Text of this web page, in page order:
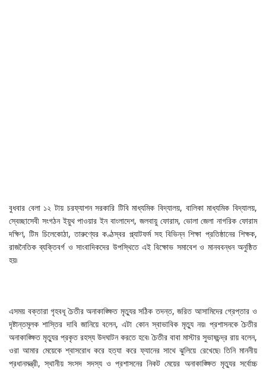
বুধবার বেলা ১২ টায় চরফ্যাশন সরকারি টিবি মাধ্যমিক বিদ্যালয়, বালিকা মাধ্যমিক বিদ্যালয়,
স্বেচ্ছাসেবী সংগঠন ইয়ুথ পাওয়ার ইন বাংলাদেশ, জলবায়ু ফোরাম, ভোলা জেলা নাগরিক ফোরাম
দক্ষিণ, টিম চিলেকোঠা, তারুণ্যের কণ্ঠস্বর প্ল্যাটফর্ম সহ বিভিন্ন শিক্ষা প্রতিষ্ঠানের শিক্ষক,
রাজনৈতিক ব্যক্তিবর্গ ও সাংবাদিকদের উপস্থিতে এই বিক্ষোভ সমাবেশ ও মানববন্ধন অনুষ্ঠিত
হয়৷
এসময় বক্তারা গৃহবধূ চৈতীর অনাকাঙ্ক্ষিত মৃত্যুর সঠিক তদন্ত, জরিত আসামিদের গ্রেপ্তার ও
দৃষ্টান্তমূলক শাস্তির দাবি জানিয়ে বলেন, এটা কোন স্বাভাবিক মৃত্যু নয়৷ প্রশাসনকে চৈতীর
অনাকাঙ্ক্ষিত মৃত্যুর প্রকৃত রহস্য উদঘাটন করতে হবে৷ চৈতীর বাবা মাস্টার সুভাষচন্দ্র রায় বলেন,
ওরা আমার মেয়েকে শ্বাসরোধ করে হত্যা করে ফ্যানের সাথে ঝুলিয়ে রেখেছে৷ তিনি মাননীয়
প্রধানমন্ত্রী, স্থানীয় সংসদ সদস্য ও প্রশাসনের নিকট মেয়ের অনাকাঙ্ক্ষিত মৃত্যুর সর্বোচ্চ